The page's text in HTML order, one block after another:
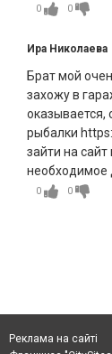
0 0
Ира Николаева
Брат мой
захожу в
оказывается,
рыбалки
зайти на
необходимое
0 0
Реклама на сайті